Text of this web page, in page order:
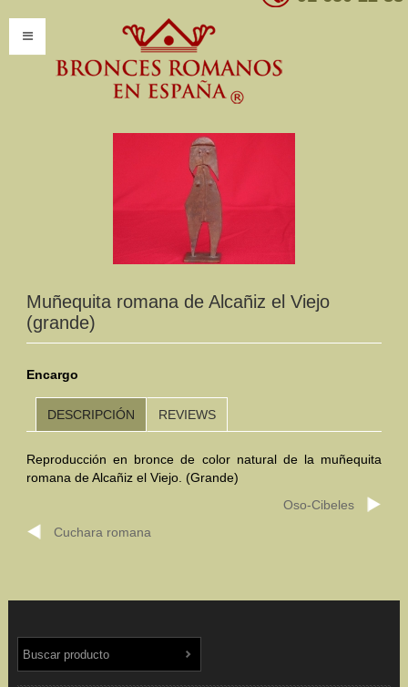
INFORMACIÓN
Introducción
Presentación
Modelos por encargo
CATÁLOGO
Catálogo Completo
Clasificaciones
Mundo Romano
Otras Civilizaciones
BUSCAR
Muñequita romana de Alcañiz el Viejo
(grande)
Encargo
DESCRIPCIÓN REVIEWS
Reproducción en bronce de color natural de la muñequita
romana de Alcañiz el Viejo. (Grande)
Cuchara romana
Oso-Cibeles